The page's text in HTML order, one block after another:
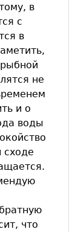
в
с
в
не
и о
воды
сходе
что